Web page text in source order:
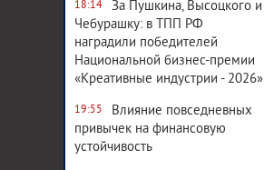
18:14
За Пушкина, Высоцкого и
Чебурашку: в ТПП РФ
наградили победителей
Национальной бизнес-премии
«Креативные индустрии - 2026»
19:55
Влияние повседневных
привычек на финансовую
устойчивость